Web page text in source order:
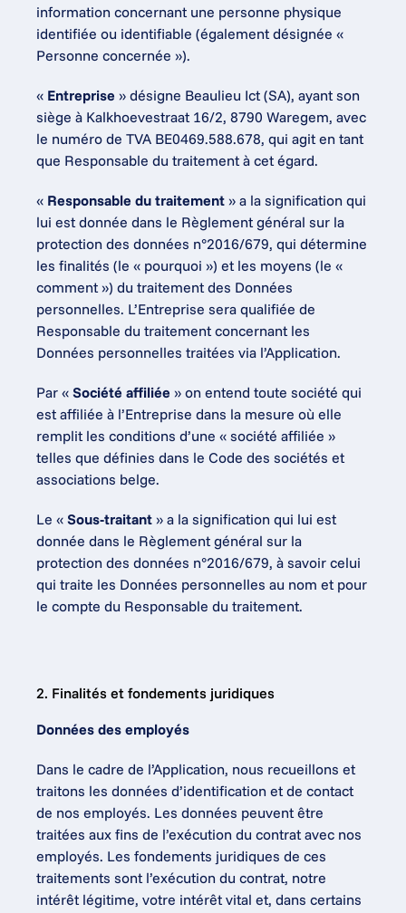
information concernant une personne physique
identifiée ou identifiable (également désignée «
Personne concernée »).
« Entreprise » désigne Beaulieu Ict (SA), ayant son
siège à Kalkhoevestraat 16/2, 8790 Waregem, avec
le numéro de TVA BE0469.588.678, qui agit en tant
que Responsable du traitement à cet égard.
« Responsable du traitement » a la signification qui
lui est donnée dans le Règlement général sur la
protection des données n°2016/679, qui détermine
les finalités (le « pourquoi ») et les moyens (le «
comment ») du traitement des Données
personnelles. L’Entreprise sera qualifiée de
Responsable du traitement concernant les
Données personnelles traitées via l’Application.
Par « Société affiliée » on entend toute société qui
est affiliée à l’Entreprise dans la mesure où elle
remplit les conditions d’une « société affiliée »
telles que définies dans le Code des sociétés et
associations belge.
Le « Sous-traitant » a la signification qui lui est
donnée dans le Règlement général sur la
protection des données n°2016/679, à savoir celui
qui traite les Données personnelles au nom et pour
le compte du Responsable du traitement.
2. Finalités et fondements juridiques
Données des employés
Dans le cadre de l’Application, nous recueillons et
traitons les données d’identification et de contact
de nos employés. Les données peuvent être
traitées aux fins de l’exécution du contrat avec nos
employés. Les fondements juridiques de ces
traitements sont l’exécution du contrat, notre
intérêt légitime, votre intérêt vital et, dans certains